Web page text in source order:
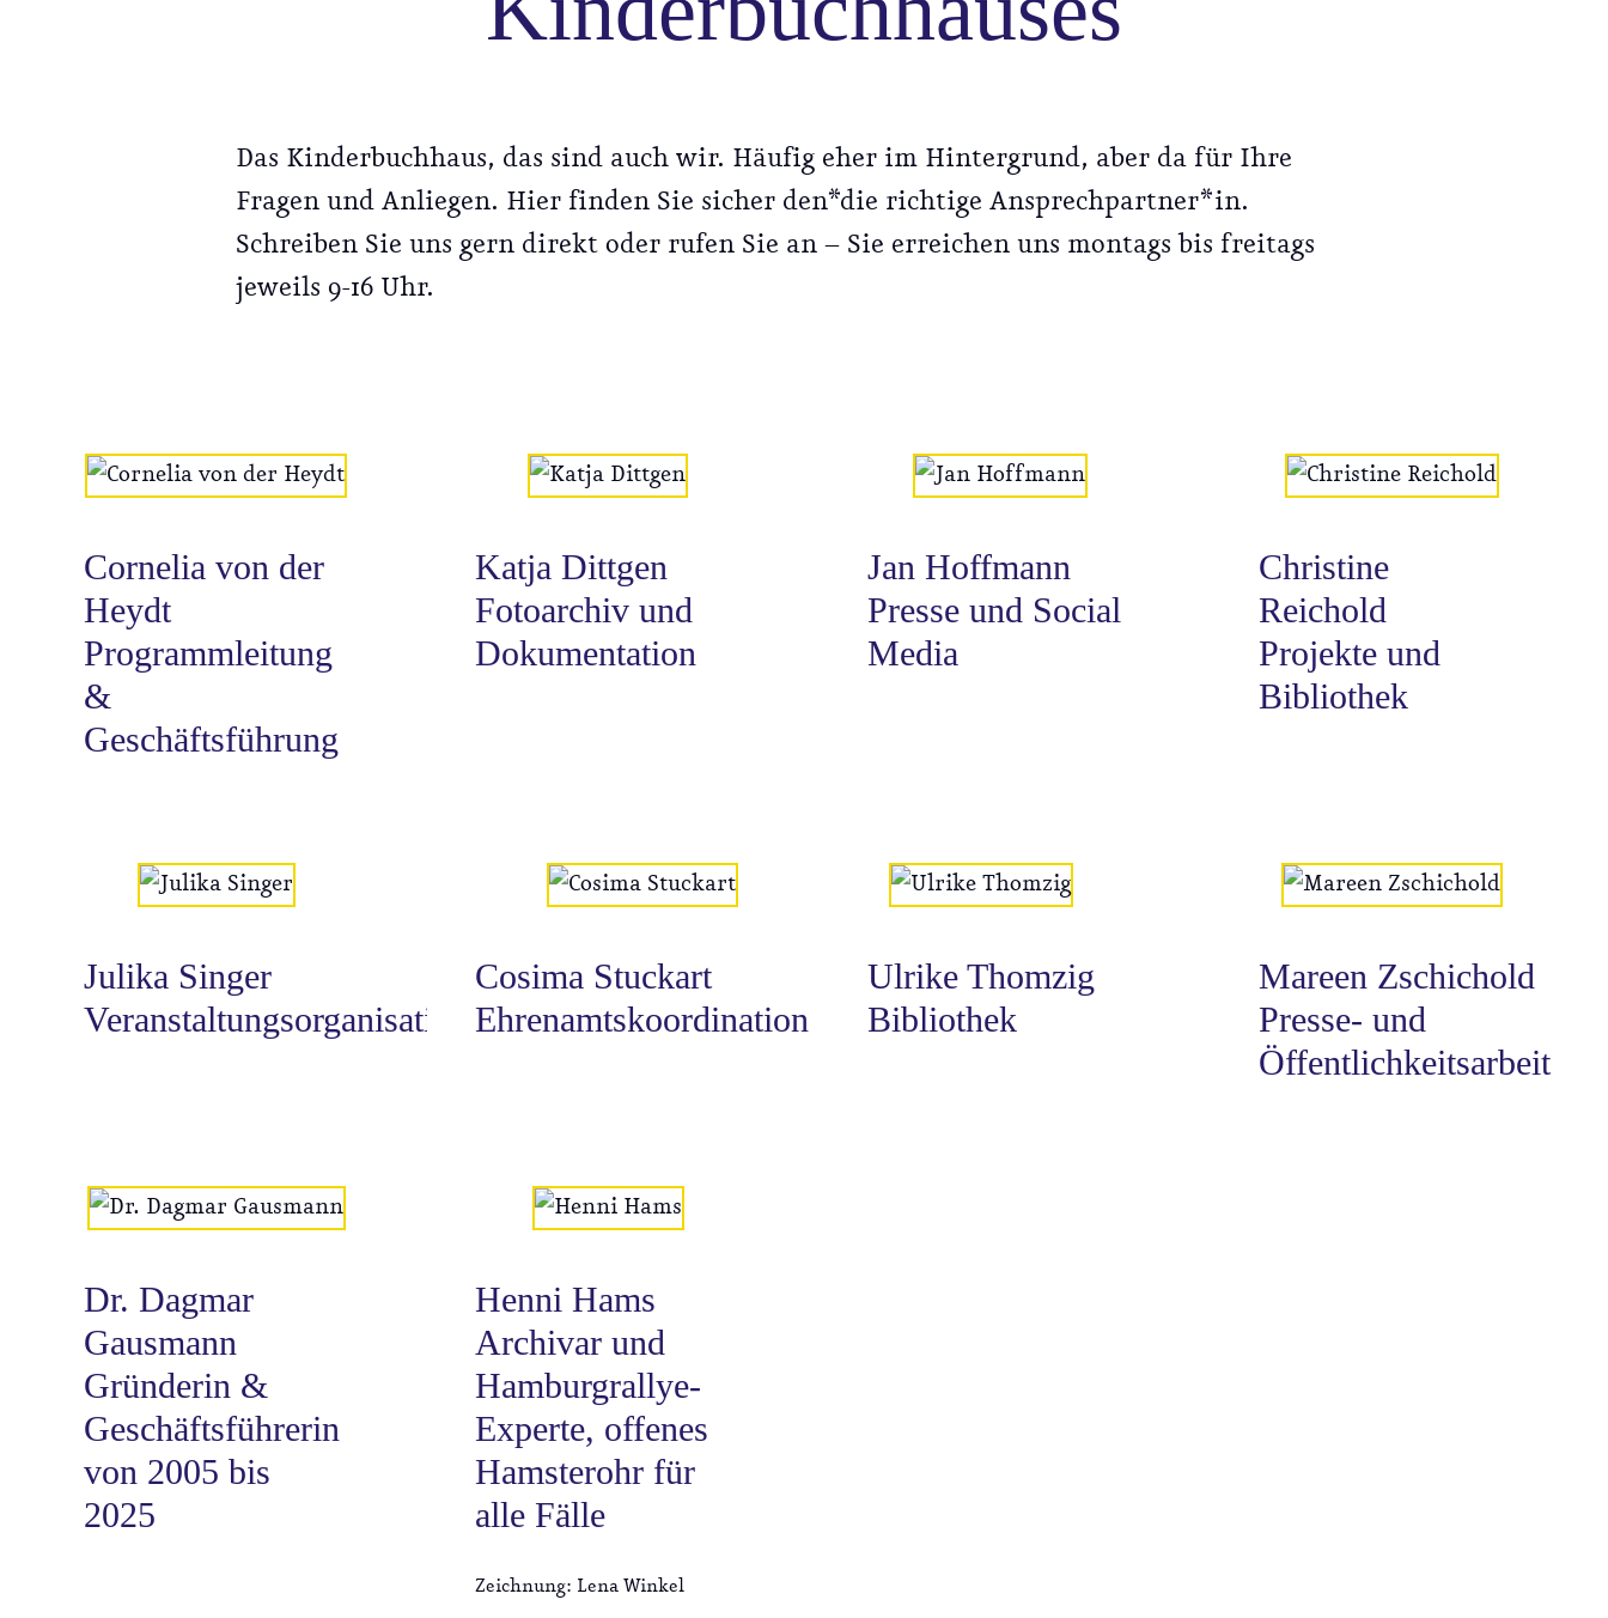
Das Kinderbuchhaus, das sind auch wir. Häufig eher im Hintergrund, aber da für Ihre
Fragen und Anliegen. Hier finden Sie sicher den*die richtige Ansprechpartner*in.
Schreiben Sie uns gern direkt oder rufen Sie an – Sie erreichen uns montags bis freitags
jeweils 9-16 Uhr.
Cornelia von der
Heydt
Programmleitung
&
Geschäftsführung
Katja Dittgen
Fotoarchiv und
Dokumentation
Jan Hoffmann
Presse und Social
Media
Christine
Reichold
Projekte und
Bibliothek
Julika Singer
Veranstaltungsorganisation
Cosima Stuckart
Ehrenamtskoordination
Ulrike Thomzig
Bibliothek
Mareen Zschichold
Presse- und
Öffentlichkeitsarbeit
Dr. Dagmar
Gausmann
Gründerin &
Geschäftsführerin
von 2005 bis
2025
Henni Hams
Archivar und
Hamburgrallye-
Experte, offenes
Hamsterohr für
alle Fälle
Zeichnung: Lena Winkel